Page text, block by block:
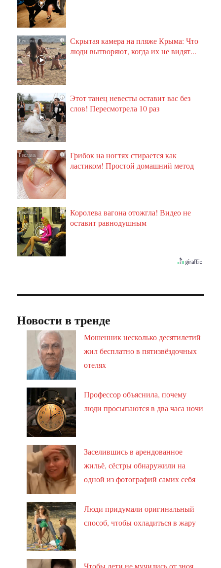
i
Скрытая камера на пляже Крыма: Что
люди вытворяют, когда их не видят...
i
Этот танец невесты оставит вас без
слов! Пересмотрела 10 раз
i
Грибок на ногтях стирается как
ластиком! Простой домашний метод
i
Королева вагона отожгла! Видео не
оставит равнодушным
Новости в тренде
Мошенник несколько десятилетий
жил бесплатно в пятизвёздочных
отелях
Профессор объяснила, почему
люди просыпаются в два часа ночи
Заселившись в арендованное
жильё, сёстры обнаружили на
одной из фотографий самих себя
Люди придумали оригинальный
способ, чтобы охладиться в жару
Чтобы дети не мучились от зноя,